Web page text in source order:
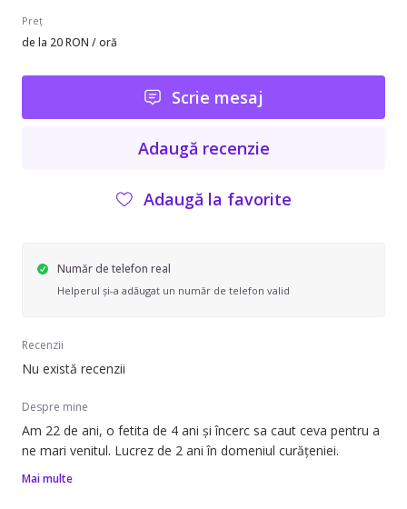
Preț
de la 20 RON / oră
Scrie mesaj
Adaugă recenzie
Adaugă la favorite
Număr de telefon real
Helperul și-a adăugat un număr de telefon valid
Recenzii
Nu există recenzii
Despre mine
Am 22 de ani, o fetita de 4 ani și încerc sa caut ceva pentru a
ne mari venitul. Lucrez de 2 ani în domeniul curățeniei.
Mai multe